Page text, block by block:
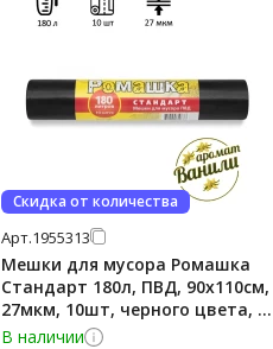
Скидка от количества
Арт.1955313
Мешки для мусора Ромашка
Стандарт 180л, ПВД, 90х110см,
27мкм, 10шт, черного цвета, в
рулоне
В наличии